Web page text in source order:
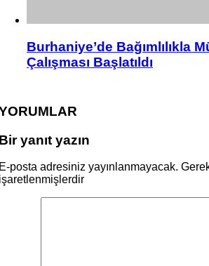
Burhaniye’de Bağımlılıkla
Çalışması Başlatıldı
yanıt yazın
posta adresiniz yayınlanmayacak.